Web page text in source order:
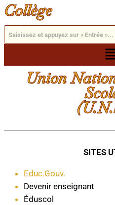
Collège
Union
SITES
Educ.Gouv.
Devenir enseignant
Éduscol